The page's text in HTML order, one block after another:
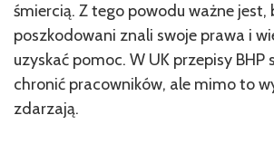
śmiercią. Z tego powodu ważne jest,
poszkodowani znali swoje prawa i
uzyskać pomoc. W UK przepisy BHP
chronić pracowników, ale mimo to
zdarzają.